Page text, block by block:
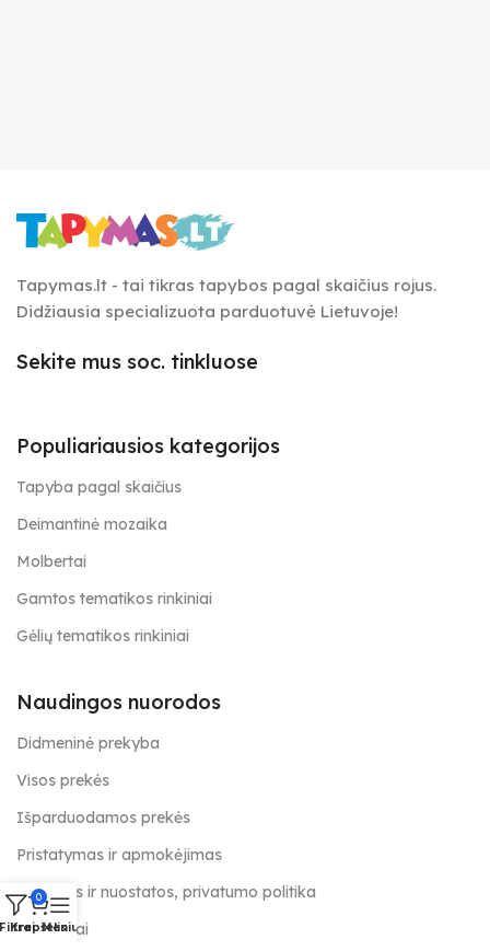
Tapymas.lt - tai tikras tapybos pagal skaičius rojus.
Didžiausia specializuota parduotuvė Lietuvoje!
Sekite mus soc. tinkluose
Populiariausios kategorijos
Tapyba pagal skaičius
Deimantinė mozaika
Molbertai
Gamtos tematikos rinkiniai
Gėlių tematikos rinkiniai
Naudingos nuorodos
Didmeninė prekyba
Visos prekės
Išparduodamos prekės
Pristatymas ir apmokėjimas
Taisyklės ir nuostatos, privatumo politika
Kontaktai
0
Krepšelis
Meniu